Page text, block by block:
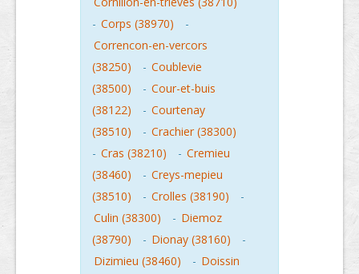
- Corps (38970)
-
Correncon-en-vercors
(38250)
- Coublevie
(38500)
- Cour-et-buis
(38122)
- Courtenay
(38510)
- Crachier (38300)
- Cras (38210) - Cremieu
(38460)
- Creys-mepieu
(38510)
- Crolles (38190)
-
Culin (38300)
- Diemoz
(38790)
- Dionay (38160)
-
Dizimieu (38460)
- Doissin